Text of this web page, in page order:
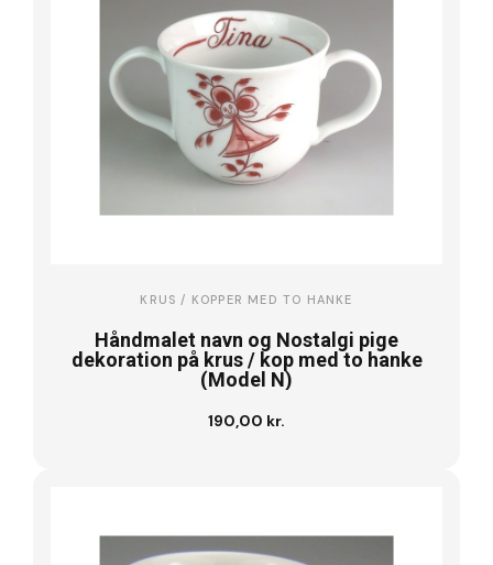
KRUS / KOPPER MED TO HANKE
Håndmalet navn og Nostalgi pige
dekoration på krus / kop med to hanke
(Model N)
190,00 kr.
Se vare